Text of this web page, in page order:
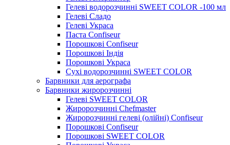
Гелеві водорозчинні SWEET COLOR -100 мл
Гелеві Сладо
Гелеві Украса
Паста Confiseur
Порошкові Confiseur
Порошкові Індія
Порошкові Украса
Сухі водорозчинні SWEET COLOR
Барвники для аерографа
Барвники жиророзчинні
Гелеві SWEET COLOR
Жиророзчинні Chefmaster
Жиророзчинні гелеві (олійні) Confiseur
Порошкові Confiseur
Порошкові SWEET COLOR